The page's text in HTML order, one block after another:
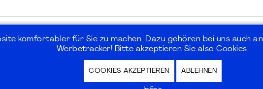
| Datenschutz / Privacy Policy | Nutzungsbedingungen Internet
komfortabler für Sie zu machen. Dazu gehören bei uns auch
Werbetracker! Bitte akzeptieren Sie also Cookies.
COOKIES AKZEPTIEREN ABLEHNEN